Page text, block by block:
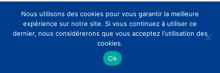
Un psy pour accompagner les premiers visiteurs
Un psychologue est présent pour les premières
semaines qui suivent l’ouverture afin d’accompagner
les fans « qui seraient dépassés par l’émotion ».
Nous utilisons des cookies pour vous garantir la meilleure
expérience sur notre site. Si vous continuez à utiliser ce
dernier, nous considérerons que vous acceptez l'utilisation des
cookies.
Ok